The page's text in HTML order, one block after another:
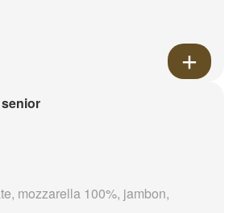
mozzarella 100%, jambon,